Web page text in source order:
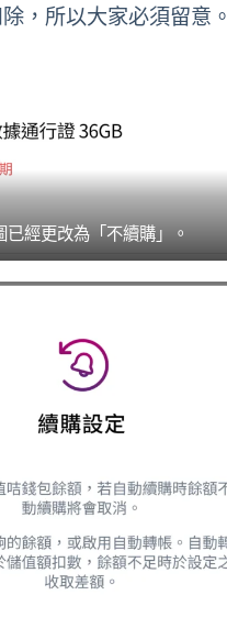
，所以大家必須留意。
已經更改為「不續購」。